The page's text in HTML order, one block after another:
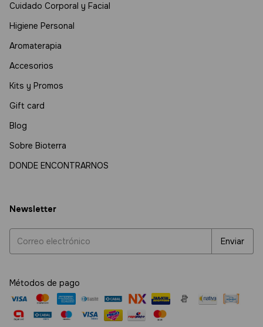
Cuidado Corporal y Facial
Higiene Personal
Aromaterapia
Accesorios
Kits y Promos
Gift card
Blog
Sobre Bioterra
DONDE ENCONTRARNOS
Newsletter
Métodos de pago